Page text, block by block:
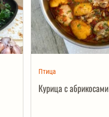
Курица с абрикосами
Птица